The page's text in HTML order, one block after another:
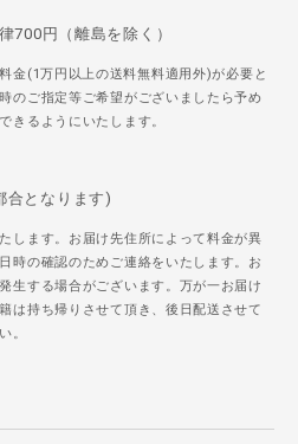
円（離島を除く）
金(1万円以上の送料無料適用外)が必要と
のご指定等ご希望がございましたら予め
きるようにいたします。
合となります)
します。お届け先住所によって料金が異
時の確認のためご連絡をいたします。お
生する場合がございます。万が一お届け
は持ち帰りさせて頂き、後日配送させて
。